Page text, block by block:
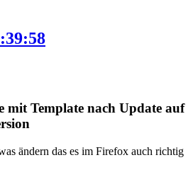
mit Template nach Update auf
ändern das es im Firefox auch richtig